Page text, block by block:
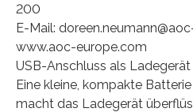
200
E-Mail:
www.aoc-europe.com
USB-Anschluss als
Eine kleine, kompakte
macht das Ladegerät